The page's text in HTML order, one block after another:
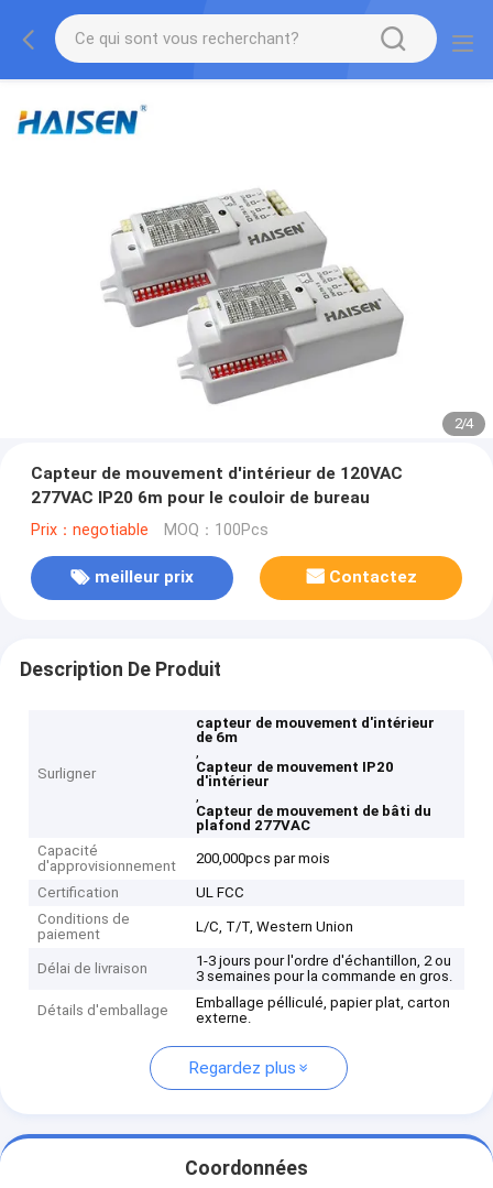
2/4
Capteur de mouvement d'intérieur de 120VAC
277VAC IP20 6m pour le couloir de bureau
Prix：negotiable MOQ：100Pcs
meilleur prix Contactez
Description De Produit
Surligner
capteur de mouvement d'intérieur
de 6m
,
Capteur de mouvement IP20
d'intérieur
,
Capteur de mouvement de bâti du
plafond 277VAC
Capacité
d'approvisionnement
200,000pcs par mois
Certification
UL FCC
Conditions de
paiement
L/C, T/T, Western Union
Délai de livraison
1-3 jours pour l'ordre d'échantillon, 2 ou
3 semaines pour la commande en gros.
Détails d'emballage
Emballage pélliculé, papier plat, carton
externe.
Regardez plus
Coordonnées